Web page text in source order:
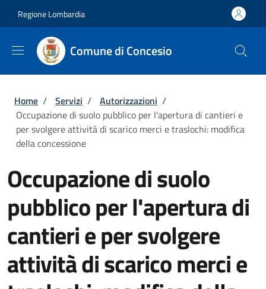
Regione Lombardia
Comune di Concesio
Briciole di pane
Home / Servizi / Autorizzazioni /
Occupazione di suolo pubblico per l'apertura di cantieri e
per svolgere attività di scarico merci e traslochi: modifica
della concessione
Occupazione di suolo
pubblico per l'apertura di
cantieri e per svolgere
attività di scarico merci e